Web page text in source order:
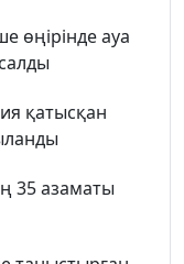
өңірінде ауа
қатысқан
35 азаматы